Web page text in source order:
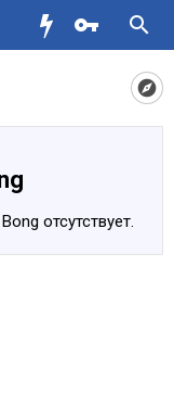
отсутствует.